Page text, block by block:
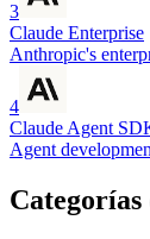
3
Claude Enterprise
Anthropic's
4
Claude Agent
Agent
Categorías